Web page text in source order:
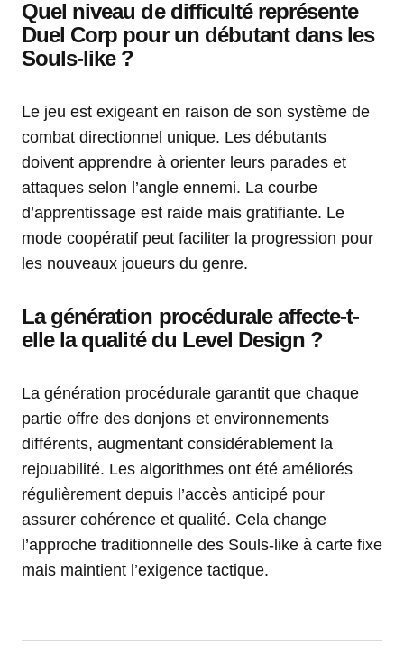
Quel niveau de difficulté représente
Duel Corp pour un débutant dans les
Souls-like ?
Le jeu est exigeant en raison de son système de
combat directionnel unique. Les débutants
doivent apprendre à orienter leurs parades et
attaques selon l’angle ennemi. La courbe
d’apprentissage est raide mais gratifiante. Le
mode coopératif peut faciliter la progression pour
les nouveaux joueurs du genre.
La génération procédurale affecte-t-
elle la qualité du Level Design ?
La génération procédurale garantit que chaque
partie offre des donjons et environnements
différents, augmentant considérablement la
rejouabilité. Les algorithmes ont été améliorés
régulièrement depuis l’accès anticipé pour
assurer cohérence et qualité. Cela change
l’approche traditionnelle des Souls-like à carte fixe
mais maintient l’exigence tactique.